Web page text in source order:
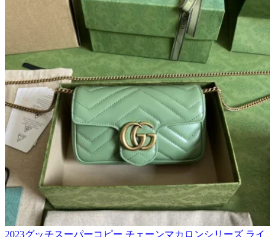
2023グッチスーパーコピー チェーンマカロンシリーズ ライ